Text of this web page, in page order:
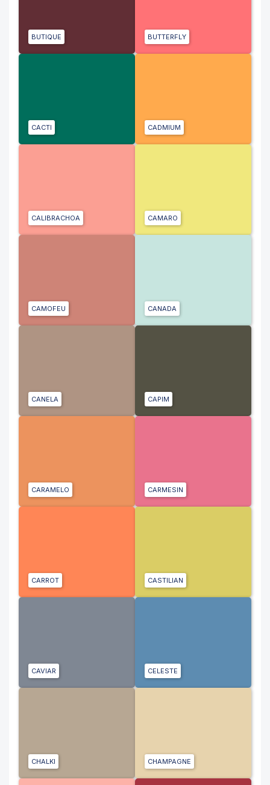
BUTIQUE BUTTERFLY
CACTI CADMIUM
CALIBRACHOA CAMARO
CAMOFEU CANADA
CANELA CAPIM
CARAMELO CARMESIN
CARROT CASTILIAN
CAVIAR CELESTE
CHALKI CHAMPAGNE